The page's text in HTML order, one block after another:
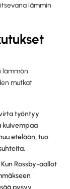
lämmin
lämmön
mutkat
työntyy
kuivempaa
etelään, tuo
Kun Rossby-aallot
pysyy